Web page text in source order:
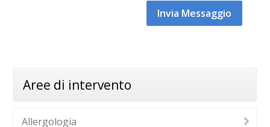
Invia Messaggio
Aree di intervento
Allergologia